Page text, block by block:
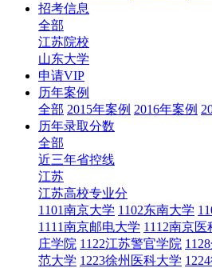
招考信息
全部
江苏院校
山东大学
申请VIP
历年案例
全部 2015年案例 2016年案例
历年录取分数
全部
近三年省控线
江苏
江苏高校专业分
1101南京大学 1102东南大学
1111南京邮电大学 1112南京医
庄学院 1122江苏警官学院
范大学 1223徐州医科大学